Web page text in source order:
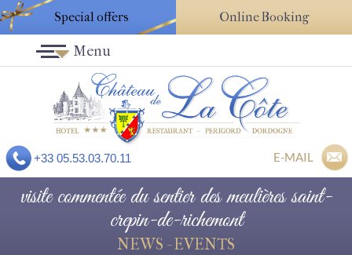
Special offers Online Booking
+33 05.53.03.70.11 E-MAIL
Menu
visite commentée du sentier des meulières saint-
crepin-de-richemont
NEWS - EVENTS